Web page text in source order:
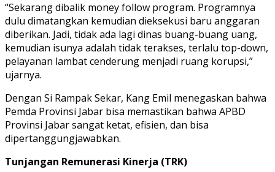
“Sekarang dibalik money follow program. Programnya
dulu dimatangkan kemudian dieksekusi baru anggaran
diberikan. Jadi, tidak ada lagi dinas buang-buang uang,
kemudian isunya adalah tidak terakses, terlalu top-down,
pelayanan lambat cenderung menjadi ruang korupsi,”
ujarnya.
Dengan Si Rampak Sekar, Kang Emil menegaskan bahwa
Pemda Provinsi Jabar bisa memastikan bahwa APBD
Provinsi Jabar sangat ketat, efisien, dan bisa
dipertanggungjawabkan.
Tunjangan Remunerasi Kinerja (TRK)